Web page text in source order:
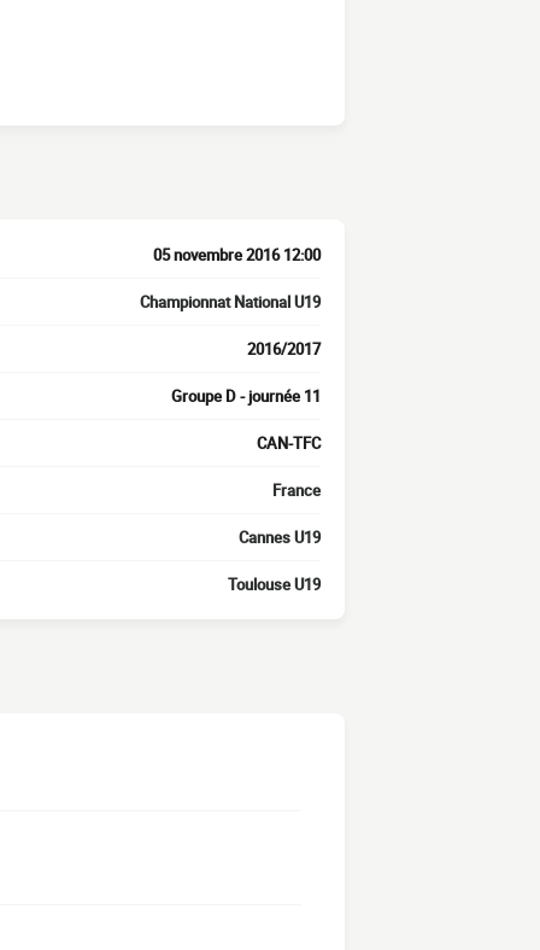
05 novembre 2016 12:00
Championnat National U19
2016/2017
Groupe D - journée 11
CAN-TFC
France
Cannes U19
Toulouse U19